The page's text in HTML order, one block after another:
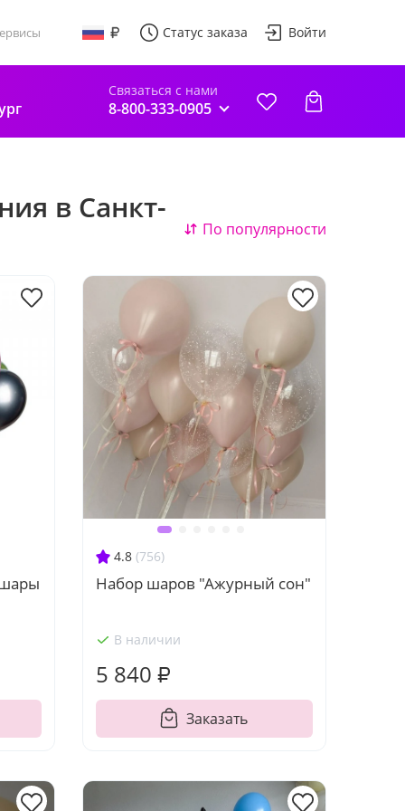
Статус заказа Войти
Связаться с нами
8-800-333-0905
в Санкт-
По популярности
4.8 (756)
Набор шаров "Ажурный сон"
В наличии
5 840 ₽
Заказать